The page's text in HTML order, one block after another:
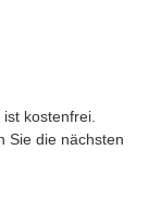
kostenfrei.
Sie die nächsten